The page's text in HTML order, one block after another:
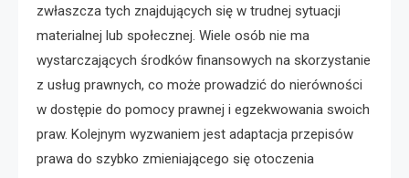
zwłaszcza tych znajdujących się w trudnej sytuacji
materialnej lub społecznej. Wiele osób nie ma
wystarczających środków finansowych na skorzystanie
z usług prawnych, co może prowadzić do nierówności
w dostępie do pomocy prawnej i egzekwowania swoich
praw. Kolejnym wyzwaniem jest adaptacja przepisów
prawa do szybko zmieniającego się otoczenia